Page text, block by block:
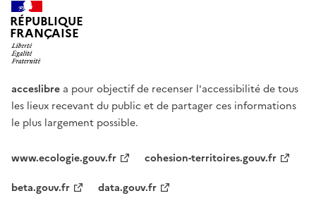
RÉPUBLIQUE
FRANÇAISE
acceslibre a pour objectif de recenser l'accessibilité de tous
les lieux recevant du public et de partager ces informations
le plus largement possible.
www.ecologie.gouv.fr
cohesion-territoires.gouv.fr
beta.gouv.fr
data.gouv.fr